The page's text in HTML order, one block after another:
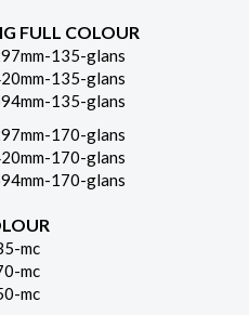
FULL COLOUR
135-glans
135-glans
135-glans
170-glans
170-glans
170-glans
mc
mc
mc